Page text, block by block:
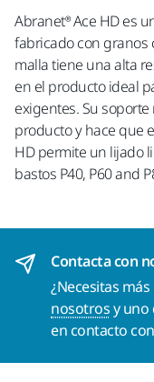
Abranet® Ace HD es
fabricado con granos
malla tiene una alta
en el producto ideal
exigentes. Su
producto y hace que
HD permite un lijado
bastos P40, P60 and
Contacta con
¿Necesitas
nosotrosy uno
en contacto